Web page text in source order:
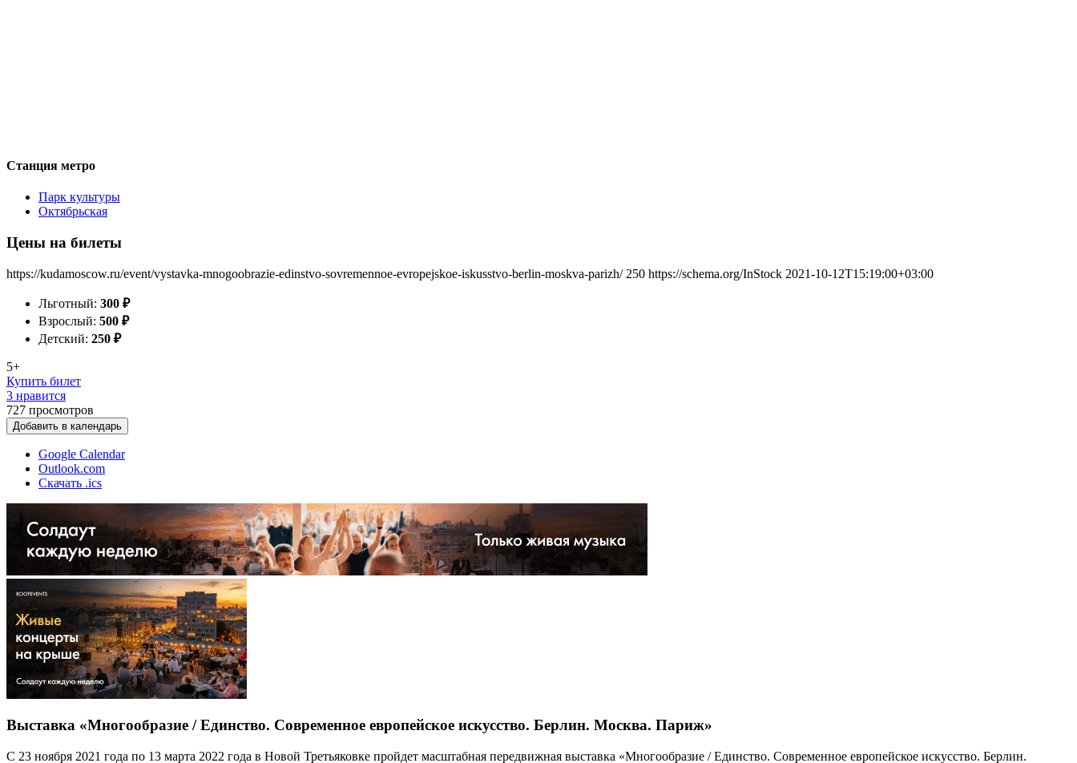
Станция метро
Парк культуры
Октябрьская
Цены на билеты
https://kudamoscow.ru/event/vystavka-mnogoobrazie-edinstvo-sovremennoe-evropejskoe-iskusstvo-berlin-moskva-parizh/ 250 https://schema.org/InStock 2021-10-12T15:19:00+03:00
Льготный: 300 ₽
Взрослый: 500 ₽
Детский: 250 ₽
5+
Купить билет
3 нравится
727 просмотров
Добавить в календарь
Google Calendar
Outlook.com
Скачать .ics
Выставка «Многообразие / Единство. Современное европейское искусство. Берлин. Москва. Париж»
С 23 ноября 2021 года по 13 марта 2022 года в Новой Третьяковке пройдет масштабная передвижная выставка «Многообразие / Единство. Современное европейское искусство. Берлин.